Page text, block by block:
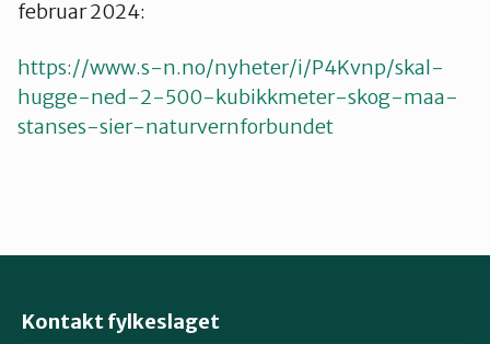
februar 2024:
https://www.s-n.no/nyheter/i/P4Kvnp/skal-
hugge-ned-2-500-kubikkmeter-skog-maa-
stanses-sier-naturvernforbundet
Kontakt fylkeslaget